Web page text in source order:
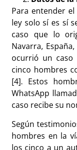
Para entender
ley solo sí es sí
caso que lo
Navarra,
ocurrió un caso
cinco hombres
[4]. Estos
WhatsApp
caso recibe su
Según
hombres en la
los cinco a un